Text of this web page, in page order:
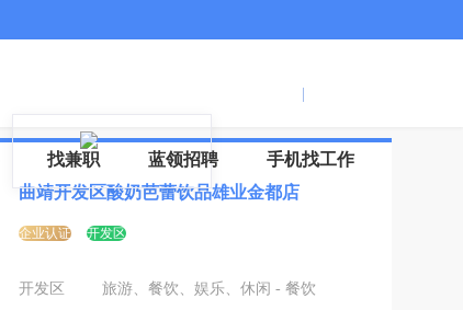
找兼职 蓝领招聘
手机找工作
曲靖开发区酸奶芭蕾饮品雄业金都店
企业认证 开发区
开发区
旅游、餐饮、娱乐、休闲 - 餐饮